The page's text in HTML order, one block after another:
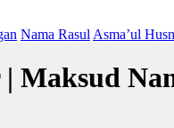
Nama Rasul Asma’ul
Maksud